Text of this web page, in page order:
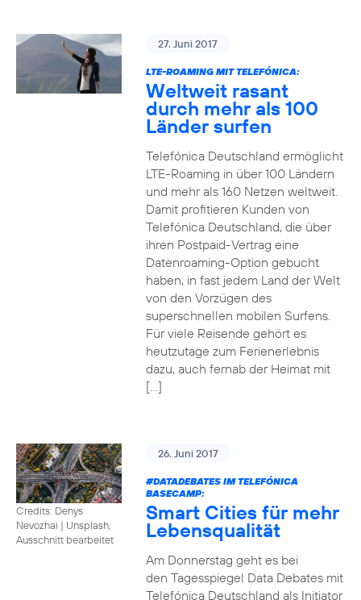
27. Juni 2017
LTE-ROAMING MIT TELEFÓNICA:
Weltweit rasant
durch mehr als 100
Länder surfen
Telefónica Deutschland ermöglicht
LTE-Roaming in über 100 Ländern
und mehr als 160 Netzen weltweit.
Damit profitieren Kunden von
Telefónica Deutschland, die über
ihren Postpaid-Vertrag eine
Datenroaming-Option gebucht
haben, in fast jedem Land der Welt
von den Vorzügen des
superschnellen mobilen Surfens.
Für viele Reisende gehört es
heutzutage zum Ferienerlebnis
dazu, auch fernab der Heimat mit
[…]
Credits: Denys
Nevozhai | Unsplash,
Ausschnitt bearbeitet
26. Juni 2017
#DATADEBATESIM TELEFÓNICA
BASECAMP:
Smart Cities für mehr
Lebensqualität
Am Donnerstag geht es bei
den Tagesspiegel Data Debates mit
Telefónica Deutschland als Initiator